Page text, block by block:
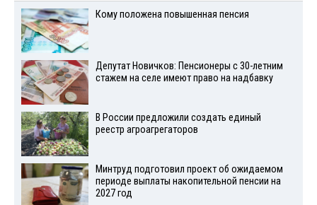
Кому положена повышенная пенсия
Депутат Новичков: Пенсионеры с 30-летним
стажем на селе имеют право на надбавку
В России предложили создать единый
реестр агроагрегаторов
Минтруд подготовил проект об ожидаемом
периоде выплаты накопительной пенсии на
2027 год